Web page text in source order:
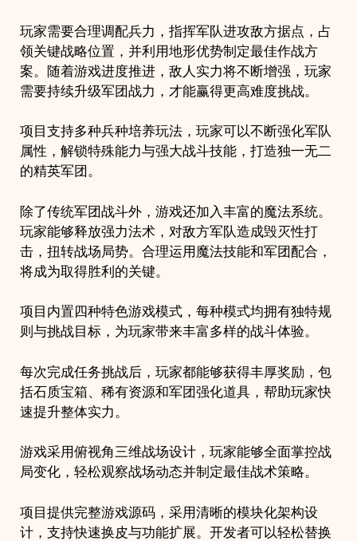
玩家需要合理调配兵力，指挥军队进攻敌方据点，占
领关键战略位置，并利用地形优势制定最佳作战方
案。随着游戏进度推进，敌人实力将不断增强，玩家
需要持续升级军团战力，才能赢得更高难度挑战。
项目支持多种兵种培养玩法，玩家可以不断强化军队
属性，解锁特殊能力与强大战斗技能，打造独一无二
的精英军团。
除了传统军团战斗外，游戏还加入丰富的魔法系统。
玩家能够释放强力法术，对敌方军队造成毁灭性打
击，扭转战场局势。合理运用魔法技能和军团配合，
将成为取得胜利的关键。
项目内置四种特色游戏模式，每种模式均拥有独特规
则与挑战目标，为玩家带来丰富多样的战斗体验。
每次完成任务挑战后，玩家都能够获得丰厚奖励，包
括石质宝箱、稀有资源和军团强化道具，帮助玩家快
速提升整体实力。
游戏采用俯视角三维战场设计，玩家能够全面掌控战
局变化，轻松观察战场动态并制定最佳战术策略。
项目提供完整游戏源码，采用清晰的模块化架构设
计，支持快速换皮与功能扩展。开发者可以轻松替换